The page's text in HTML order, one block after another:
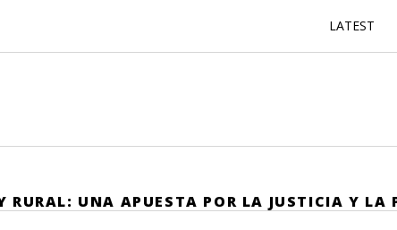
LATEST
RURAL: UNA APUESTA POR LA JUSTICIA Y LA